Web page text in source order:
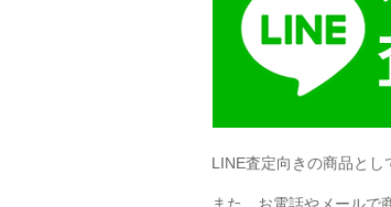
LINE査定向きの商品とし